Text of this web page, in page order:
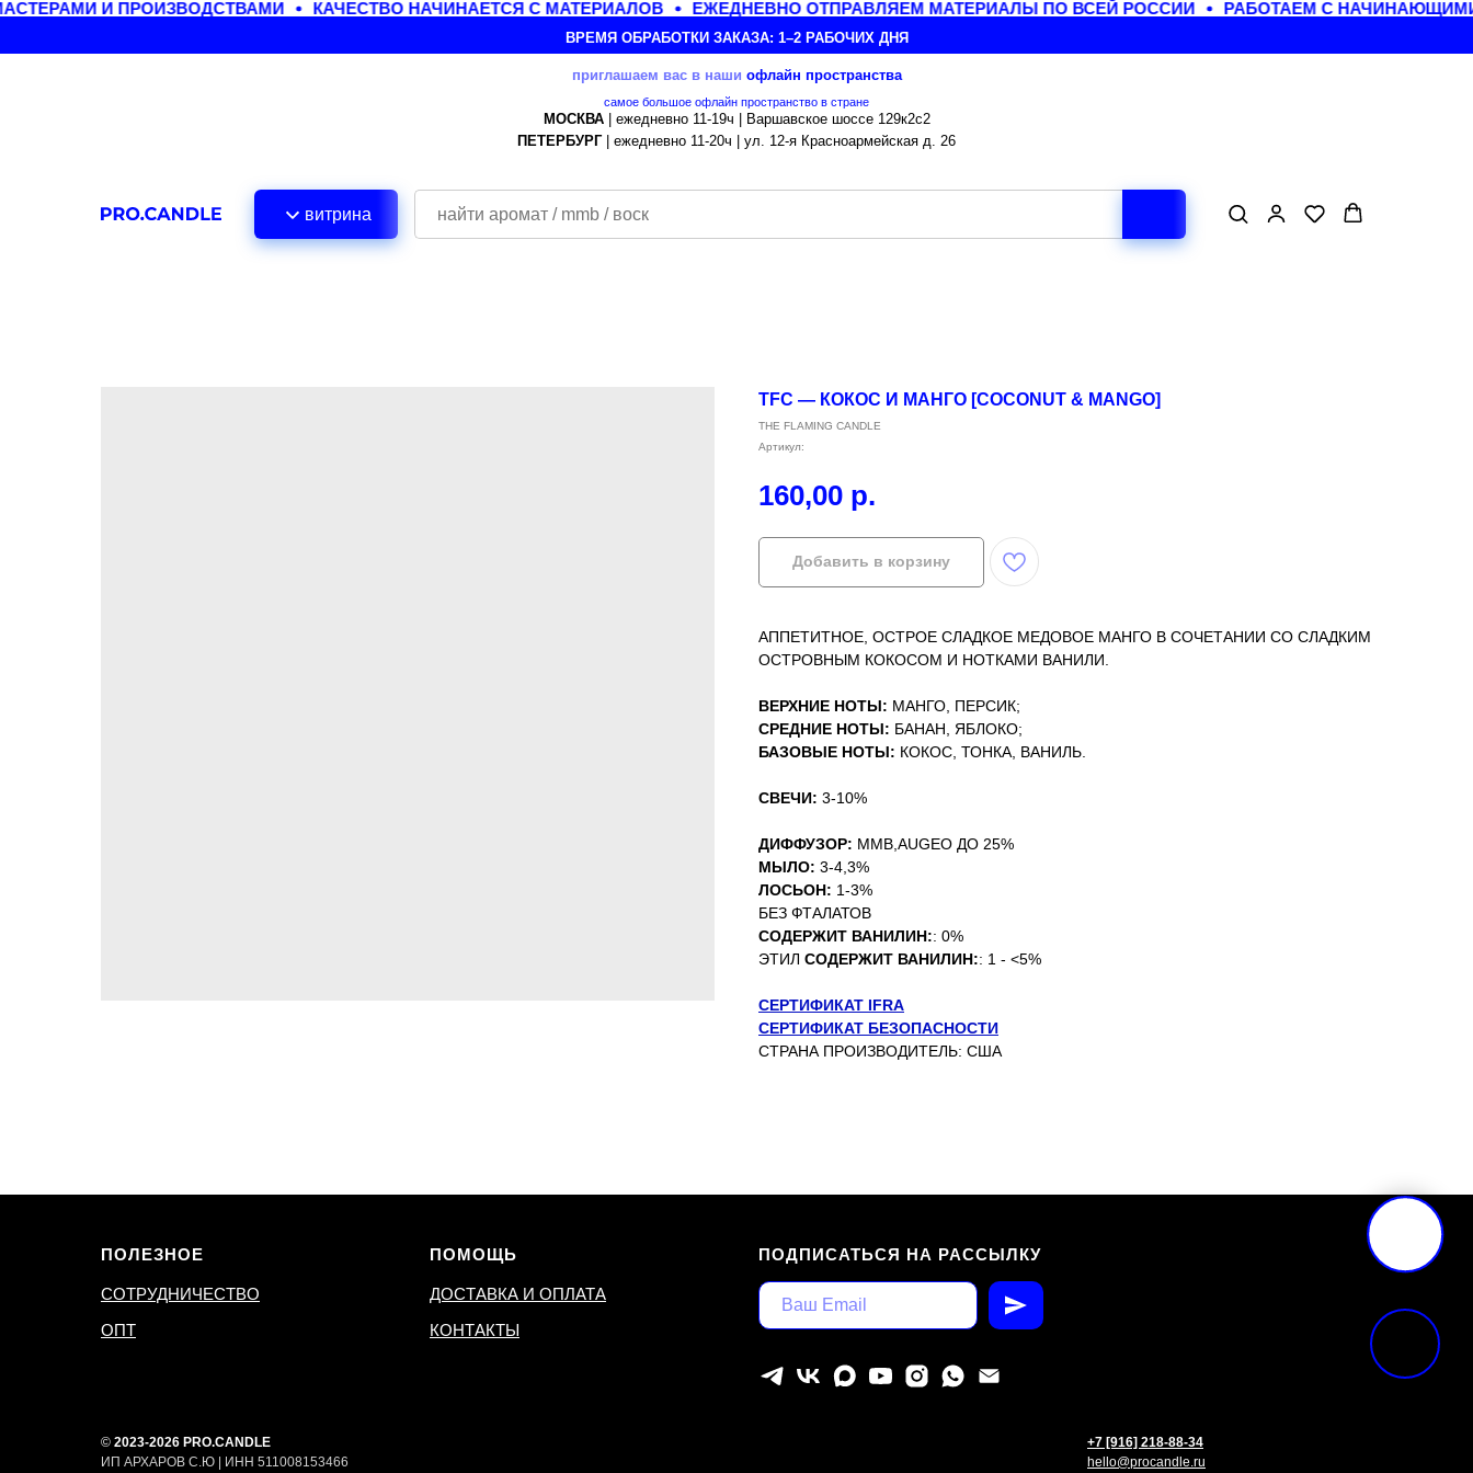
И ПРОИЗВОДСТВАМИ КАЧЕСТВО НАЧИНАЕТСЯ С МАТЕРИАЛОВ ЕЖЕДНЕВНО ОТПРАВЛЯЕМ МАТЕРИАЛЫ ПО ВСЕЙ РОССИИ РАБОТАЕМ С НАЧИНАЮЩИМИ
ВРЕМЯ ОБРАБОТКИ ЗАКАЗА: 1–2 РАБОЧИХ ДНЯ
приглашаем вас в наши офлайн пространства
самое большое офлайн пространство в стране
МОСКВА| ежедневно 11-19ч | Варшавское шоссе 129к2с2
ПЕТЕРБУРГ| ежедневно 11-20ч | ул. 12-я Красноармейская д. 26
витрина
TFC — КОКОС И МАНГО [COCONUT & MANGO]
THE FLAMING CANDLE
Артикул:
160,00 р.
Добавить в корзину
АППЕТИТНОЕ, ОСТРОЕ СЛАДКОЕ МЕДОВОЕ МАНГО В СОЧЕТАНИИ СО СЛАДКИМ
ОСТРОВНЫМ КОКОСОМ И НОТКАМИ ВАНИЛИ.
ВЕРХНИЕ НОТЫ: МАНГО, ПЕРСИК;
СРЕДНИЕ НОТЫ: БАНАН, ЯБЛОКО;
БАЗОВЫЕ НОТЫ: КОКОС, ТОНКА, ВАНИЛЬ.
СВЕЧИ: 3-10%
ДИФФУЗОР: MMB,AUGEO ДО 25%
МЫЛО: 3-4,3%
ЛОСЬОН: 1-3%
БЕЗ ФТАЛАТОВ
СОДЕРЖИТ ВАНИЛИН:: 0%
ЭТИЛ СОДЕРЖИТ ВАНИЛИН:: 1 - <5%
СЕРТИФИКАТ IFRA
СЕРТИФИКАТ БЕЗОПАСНОСТИ
СТРАНА ПРОИЗВОДИТЕЛЬ: США
ПОЛЕЗНОЕ
СОТРУДНИЧЕСТВО
ОПТ
ПОМОЩЬ
ДОСТАВКА И ОПЛАТА
КОНТАКТЫ
ПОДПИСАТЬСЯ НА РАССЫЛКУ
© 2023-2026 PRO.CANDLE
ИП АРХАРОВ С.Ю | ИНН 511008153466
+7 [916] 218-88-34
hello@procandle.ru